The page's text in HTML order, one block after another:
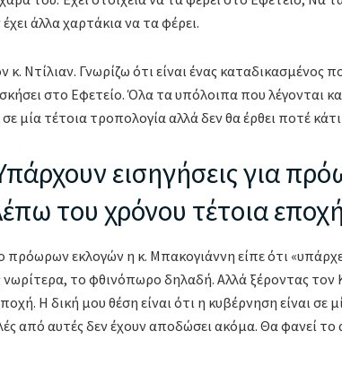
άλλα χαρτάκια να τα φέρει.
Ντίλιαν. Γνωρίζω ότι είναι ένας καταδικασμένος
στο Εφετείο. Όλα τα υπόλοιπα που λέγονται
μία τέτοια τροπολογία αλλά δεν θα έρθει ποτέ κάτι
εισηγήσεις για
του χρόνου τέτοια εποχή
πρόωρων εκλογών η κ. Μπακογιάννη είπε ότι
νωρίτερα, το φθινόπωρο δηλαδή. Αλλά ξέροντας
Η δική μου θέση είναι ότι η κυβέρνηση είναι σε
από αυτές δεν έχουν αποδώσει ακόμα. Θα φανεί